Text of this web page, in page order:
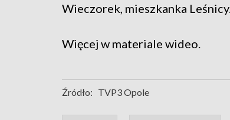
Wieczorek, mieszkanka Leśnicy.
Więcej w materiale wideo.
Źródło: TVP3 Opole